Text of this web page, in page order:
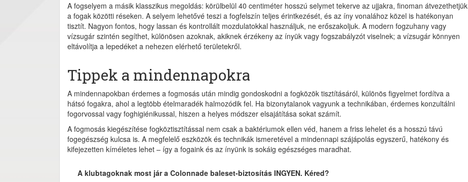
A fogselyem a másik klasszikus megoldás: körülbelül 40 centiméter hosszú selymet tekerve az ujjakra, finoman átvezethetjük
a fogak közötti réseken. A selyem lehetővé teszi a fogfelszín teljes érintkezését, és az íny vonalához közel is hatékonyan
tisztít. Nagyon fontos, hogy lassan és kontrollált mozdulatokkal használjuk, ne erőszakoljuk. A modern fogzuhany vagy
vízsugár szintén segíthet, különösen azoknak, akiknek érzékeny az ínyük vagy fogszabályzót viselnek; a vízsugár könnyen
eltávolítja a lepedéket a nehezen elérhető területekről.
Tippek a mindennapokra
A mindennapokban érdemes a fogmosás után mindig gondoskodni a fogközök tisztításáról, különös figyelmet fordítva a
hátsó fogakra, ahol a legtöbb ételmaradék halmozódik fel. Ha bizonytalanok vagyunk a technikában, érdemes konzultálni
fogorvossal vagy foghigiénikussal, hiszen a helyes módszer elsajátítása sokat számít.
A fogmosás kiegészítése fogköztisztítással nem csak a baktériumok ellen véd, hanem a friss lehelet és a hosszú távú
fogegészség kulcsa is. A megfelelő eszközök és technikák ismeretével a mindennapi szájápolás egyszerű, hatékony és
kifejezetten kíméletes lehet – így a fogaink és az ínyünk is sokáig egészséges maradhat.
A klubtagoknak most jár a Colonnade baleset-biztosítás INGYEN. Kéred?